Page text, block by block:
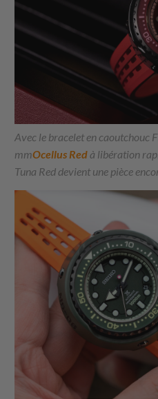
Avec le bracelet en caoutchouc
mmOcellus Redà libération
Tuna Red devient une pièce